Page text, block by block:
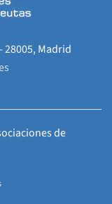
28005, Madrid
de